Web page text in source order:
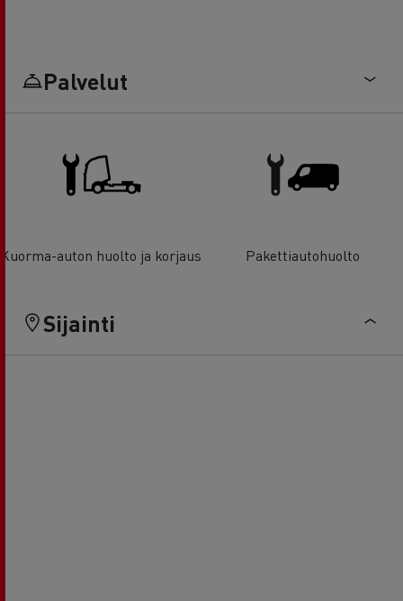
Palvelut
Kuorma-auton huolto ja korjaus Pakettiautohuolto
Sijainti